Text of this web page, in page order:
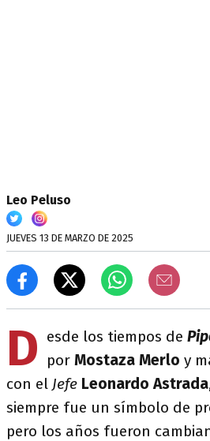
Leo Peluso
JUEVES 13 DE MARZO DE 2025
D esde los tiempos de
por Mostaza Merlo y
con el Jefe Leonardo Astrada
siempre fue un símbolo de
pero los años fueron